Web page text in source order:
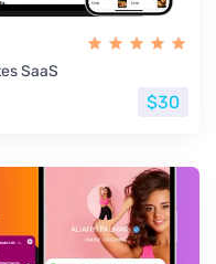
SaaS
$30